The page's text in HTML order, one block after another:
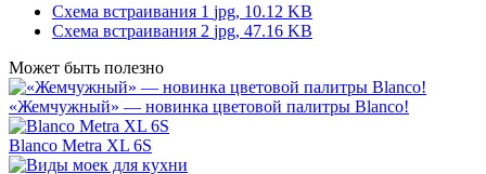
Схема встраивания 1 jpg, 10.12 KB
Схема встраивания 2 jpg, 47.16 KB
Может быть полезно
«Жемчужный» — новинка цветовой палитры Blanco!
Blanco Metra XL 6S